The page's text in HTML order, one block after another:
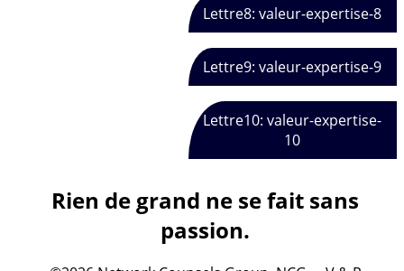
Lettre8: valeur-expertise-8
Lettre9: valeur-expertise-9
Lettre10: valeur-expertise-
10
Rien de grand ne se fait sans
passion.